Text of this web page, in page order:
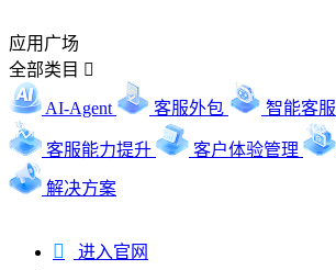
应用广场
全部类目 
AI-Agent 客服外包 智能客服
客服能力提升 客户体验管理
解决方案
 进入官网